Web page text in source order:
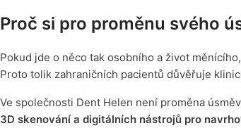
Proč si pro proměnu svého
Pokud jde o něco tak osobního a život
Proto tolik zahraničních pacientů důvěřuje
Ve společnosti Dent Helen není proměna
3D skenování a digitálních nástrojů pro